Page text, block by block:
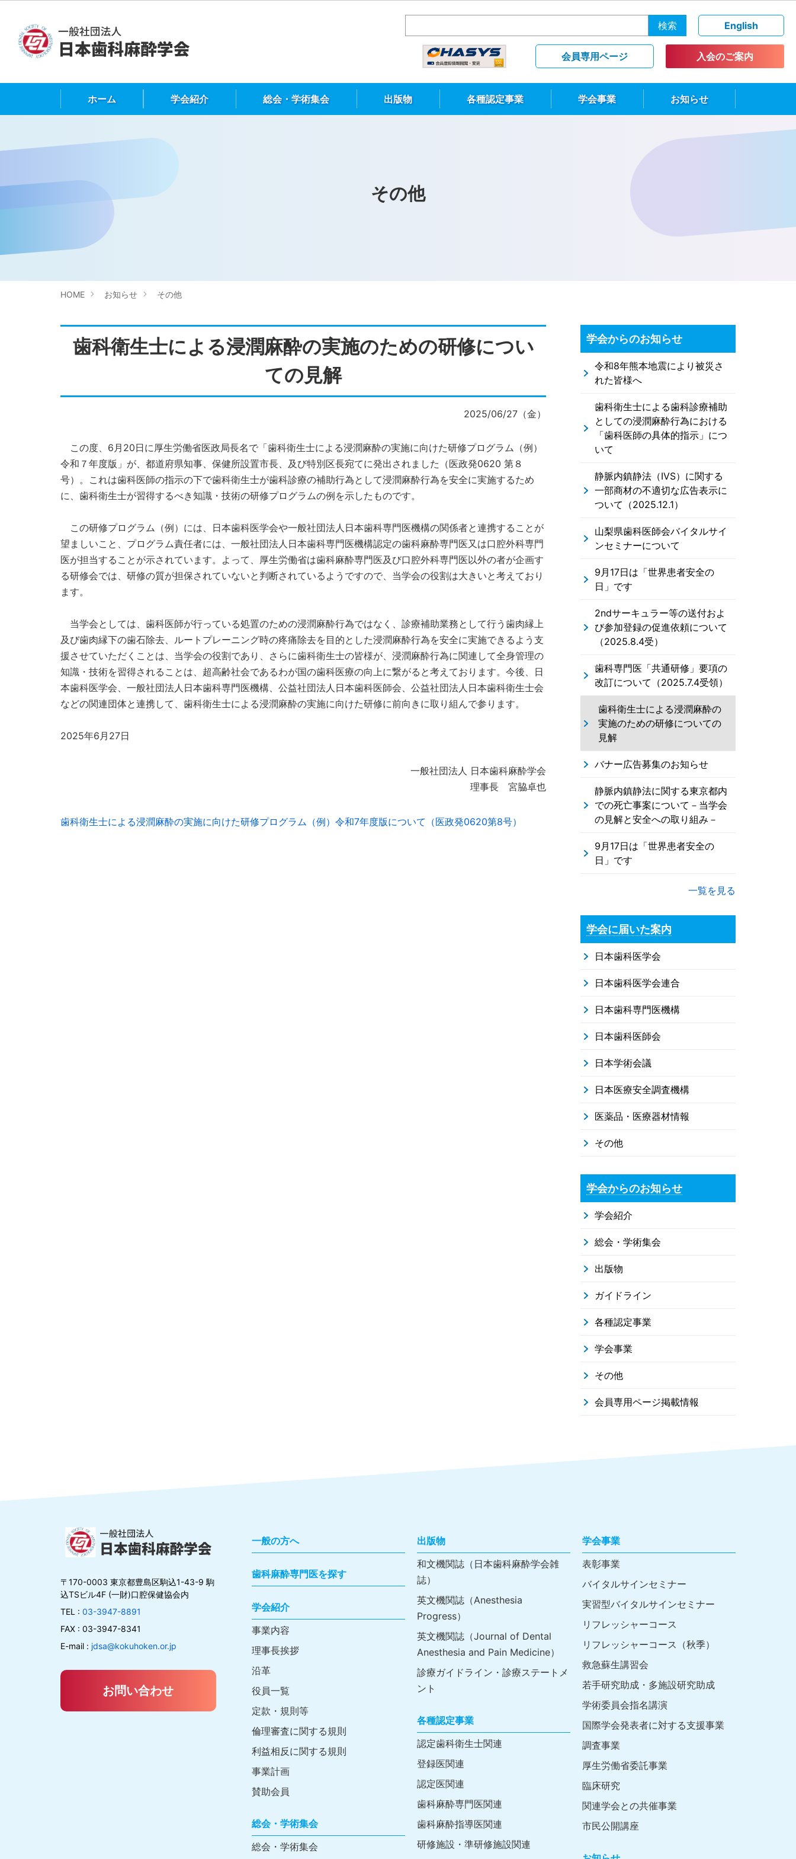
検索 English
会員専用ページ 入会のご案内
ホーム 学会紹介 総会・学術集会 出版物 各種認定事業 学会事業 お知らせ
その他
HOME お知らせ その他
歯科衛生士による浸潤麻酔の実施のための研修につい
ての見解
2025/06/27（金）
この度、6月20日に厚生労働省医政局長名で「歯科衛生士による浸潤麻酔の実施に向けた研修プログラム（例）
令和７年度版」が、都道府県知事、保健所設置市長、及び特別区長宛てに発出されました（医政発0620 第８
号）。これは歯科医師の指示の下で歯科衛生士が歯科診療の補助行為として浸潤麻酔行為を安全に実施するため
に、歯科衛生士が習得するべき知識・技術の研修プログラムの例を示したものです。
この研修プログラム（例）には、日本歯科医学会や一般社団法人日本歯科専門医機構の関係者と連携することが
望ましいこと、プログラム責任者には、一般社団法人日本歯科専門医機構認定の歯科麻酔専門医又は口腔外科専門
医が担当することが示されています。よって、厚生労働省は歯科麻酔専門医及び口腔外科専門医以外の者が企画す
る研修会では、研修の質が担保されていないと判断されているようですので、当学会の役割は大きいと考えており
ます。
当学会としては、歯科医師が行っている処置のための浸潤麻酔行為ではなく、診療補助業務として行う歯肉縁上
及び歯肉縁下の歯石除去、ルートプレーニング時の疼痛除去を目的とした浸潤麻酔行為を安全に実施できるよう支
援させていただくことは、当学会の役割であり、さらに歯科衛生士の皆様が、浸潤麻酔行為に関連して全身管理の
知識・技術を習得されることは、超高齢社会であるわが国の歯科医療の向上に繋がると考えております。今後、日
本歯科医学会、一般社団法人日本歯科専門医機構、公益社団法人日本歯科医師会、公益社団法人日本歯科衛生士会
などの関連団体と連携して、歯科衛生士による浸潤麻酔の実施に向けた研修に前向きに取り組んで参ります。
2025年6月27日
一般社団法人 日本歯科麻酔学会
理事長 宮脇卓也
歯科衛生士による浸潤麻酔の実施に向けた研修プログラム（例）令和7年度版について（医政発0620第8号）
学会からのお知らせ
令和8年熊本地震により被災さ
れた皆様へ
歯科衛生士による歯科診療補助
としての浸潤麻酔行為における
「歯科医師の具体的指示」につ
いて
静脈内鎮静法（IVS）に関する
一部商材の不適切な広告表示に
ついて（2025.12.1）
山梨県歯科医師会バイタルサイ
ンセミナーについて
9月17日は「世界患者安全の
日」です
2ndサーキュラー等の送付およ
び参加登録の促進依頼について
（2025.8.4受）
歯科専門医「共通研修」要項の
改訂について（2025.7.4受領）
歯科衛生士による浸潤麻酔の
実施のための研修についての
見解
バナー広告募集のお知らせ
静脈内鎮静法に関する東京都内
での死亡事案について－当学会
の見解と安全への取り組み－
9月17日は「世界患者安全の
日」です
一覧を見る
学会に届いた案内
日本歯科医学会
日本歯科医学会連合
日本歯科専門医機構
日本歯科医師会
日本学術会議
日本医療安全調査機構
医薬品・医療器材情報
その他
学会からのお知らせ
学会紹介
総会・学術集会
出版物
ガイドライン
各種認定事業
学会事業
その他
会員専用ページ掲載情報
〒170-0003 東京都豊島区駒込1-43-9 駒
込TSビル4F (一財)口腔保健協会内
TEL : 03-3947-8891
FAX : 03-3947-8341
E-mail : jdsa@kokuhoken.or.jp
お問い合わせ
一般の方へ
歯科麻酔専門医を探す
学会紹介
事業内容
理事長挨拶
沿革
役員一覧
定款・規則等
倫理審査に関する規則
利益相反に関する規則
事業計画
賛助会員
総会・学術集会
総会・学術集会
出版物
和文機関誌（日本歯科麻酔学会雑
誌）
英文機関誌（Anesthesia
Progress）
英文機関誌（Journal of Dental
Anesthesia and Pain Medicine）
診療ガイドライン・診療ステートメ
ント
各種認定事業
認定歯科衛生士関連
登録医関連
認定医関連
歯科麻酔専門医関連
歯科麻酔指導医関連
研修施設・準研修施設関連
学会事業
表彰事業
バイタルサインセミナー
実習型バイタルサインセミナー
リフレッシャーコース
リフレッシャーコース（秋季）
救急蘇生講習会
若手研究助成・多施設研究助成
学術委員会指名講演
国際学会発表者に対する支援事業
調査事業
厚生労働省委託事業
臨床研究
関連学会との共催事業
市民公開講座